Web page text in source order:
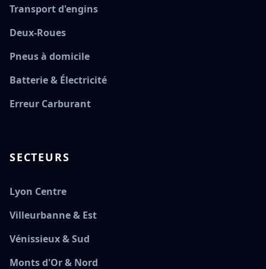
Transport d'engins
Deux-Roues
Pneus à domicile
Batterie & Électricité
Erreur Carburant
SECTEURS
Lyon Centre
Villeurbanne & Est
Vénissieux & Sud
Monts d'Or & Nord